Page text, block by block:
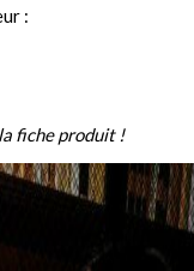
:
fiche produit !